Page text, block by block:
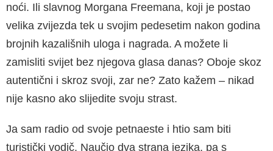
noći. Ili slavnog Morgana Freemana, koji je postao
velika zvijezda tek u svojim pedesetim nakon godina
brojnih kazališnih uloga i nagrada. A možete li
zamisliti svijet bez njegova glasa danas? Oboje skoz
autentični i skroz svoji, zar ne? Zato kažem – nikad
nije kasno ako slijedite svoju strast.
Ja sam radio od svoje petnaeste i htio sam biti
turistički vodič. Naučio dva strana jezika, pa s